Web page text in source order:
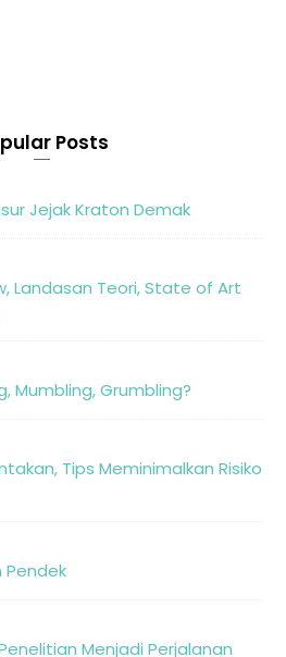
Posts
Jejak Kraton Demak
Landasan Teori, State of Art
Mumbling, Grumbling?
Tips Meminimalkan Risiko
Pendek
Menjadi Perjalanan